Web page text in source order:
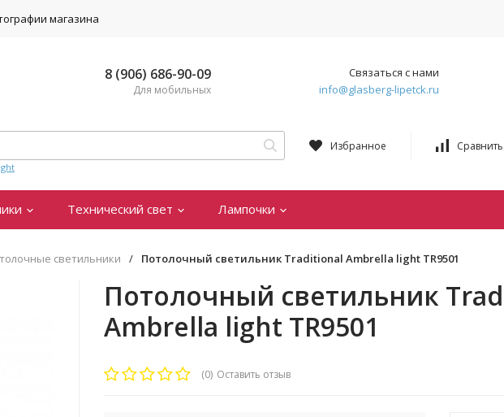
магазина
8 (906) 686-90-09
Для мобильных
Связаться с нами
info@glasberg-lipetck.ru
Избранное Сравнить
Технический свет Лампочки
светильники / Потолочный светильник Traditional Ambrella light TR9501
Потолочный светильник
Ambrella light TR9501
(0) Оставить отзыв